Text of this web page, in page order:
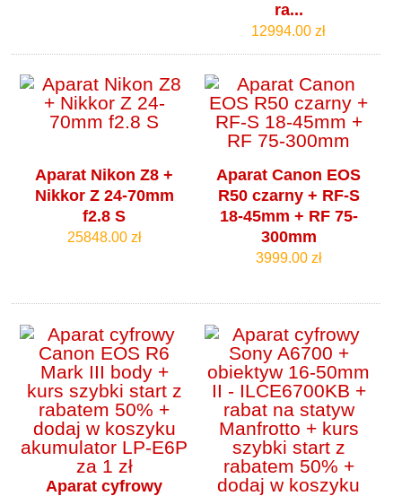
ra...
12994.00 zł
Aparat Nikon Z8 +
Nikkor Z 24-70mm
f2.8 S
25848.00 zł
Aparat Canon EOS
R50 czarny + RF-S
18-45mm + RF 75-
300mm
3999.00 zł
Aparat cyfrowy